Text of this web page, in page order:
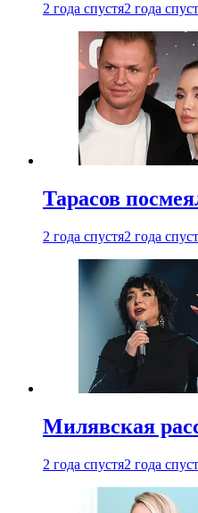
2 года спустя2 года
Тарасов
2 года спустя2 года
Милявская
2 года спустя2 года